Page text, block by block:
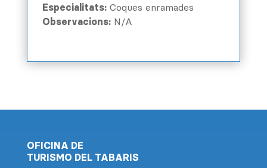
Especialitats:Coques enramades
Observacions:N/A
OFICINA DE
TURISMO DEL TABARIS